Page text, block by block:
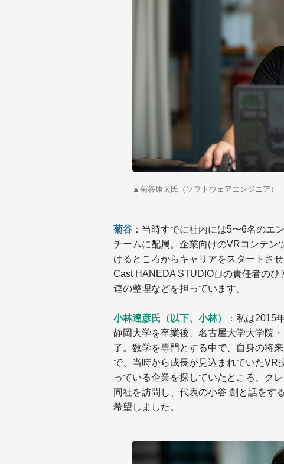
▲ 菊谷康太氏（ソフトウェアエンジニア）
菊谷 ：当時すでに社内には5〜6名のエ
チームに配属。企業向けのVRコンテン
けるところからキャリアをスタートさ
Cast HANEDA STUDIO
の責任者のひ
連の整理などを担っています。
小林達彦氏（以下、小林）
：私は2015
静岡大学を卒業後、名古屋大学大学院
了。数学を専門とする中で、自身の将
で、当時から成長が見込まれていたVR
っている企業を探していたところ、ク
同社を訪問し、代表の小谷 創と話をす
希望しました。